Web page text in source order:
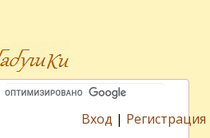
Вход | Регистрация